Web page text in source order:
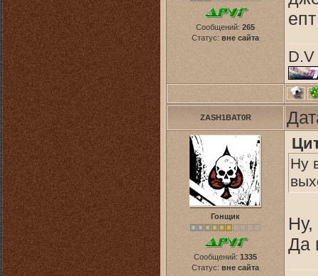
Сообщений: 265
Статус: вне сайта
ZASH1BAT0R
Гонщик
Сообщений: 1335
Статус: вне сайта
Ну
Да